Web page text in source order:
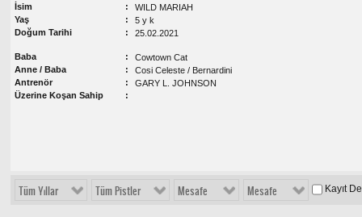
İsim
WILD MARIAH
Yaş
5 y k
Doğum Tarihi
25.02.2021
Baba
Cowtown Cat
Anne / Baba
Cosi Celeste / Bernardini
Antrenör
GARY L. JOHNSON
Üzerine Koşan Sahip
Tüm Yıllar Tüm Pistler Mesafe Mesafe Kayıt